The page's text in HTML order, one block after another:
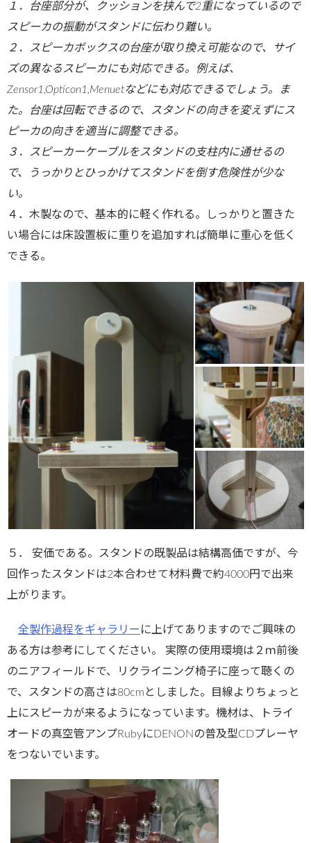
１．台座部分が、クッションを挟んで2重になっているので
スピーカの振動がスタンドに伝わり難い。
２．スピーカボックスの台座が取り換え可能なので、サイ
ズの異なるスピーカにも対応できる。例えば、
Zensor1,Opticon1,Menuetなどにも対応できるでしょう。ま
た。台座は回転できるので、スタンドの向きを変えずにス
ピーカの向きを適当に調整できる。
３．スピーカーケーブルをスタンドの支柱内に通せるの
で、うっかりとひっかけてスタンドを倒す危険性が少な
い。
４．木製なので、基本的に軽く作れる。しっかりと置きた
い場合には床設置板に重りを追加すれば簡単に重心を低く
できる。
５． 安価である。スタンドの既製品は結構高価ですが、今
回作ったスタンドは2本合わせて材料費で約4000円で出来
上がります。
全製作過程をギャラリー に上げてありますのでご興味の
ある方は参考にしてください。 実際の使用環境は２ｍ前後
のニアフィールドで、リクライニング椅子に座って聴くの
で、スタンドの高さは80cmとしました。目線よりちょっと
上にスピーカが来るようになっています。機材は、トライ
オードの真空管アンプRubyにDENONの普及型CDプレーヤ
をつないでいます。